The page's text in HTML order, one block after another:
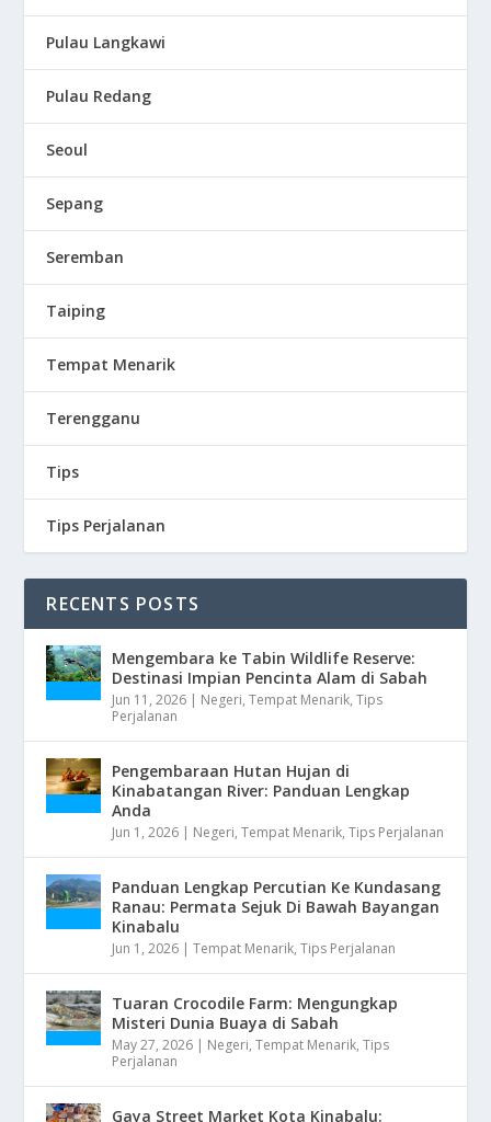
Pulau Langkawi
Pulau Redang
Seoul
Sepang
Seremban
Taiping
Tempat Menarik
Terengganu
Tips
Tips Perjalanan
RECENTS POSTS
Mengembara ke Tabin Wildlife Reserve:
Destinasi Impian Pencinta Alam di Sabah
Jun 11, 2026 | Negeri,Tempat Menarik,Tips
Perjalanan
Pengembaraan Hutan Hujan di
Kinabatangan River: Panduan Lengkap
Anda
Jun 1, 2026 | Negeri,Tempat Menarik,Tips Perjalanan
Panduan Lengkap Percutian Ke Kundasang
Ranau: Permata Sejuk Di Bawah Bayangan
Kinabalu
Jun 1, 2026 |Tempat Menarik,Tips Perjalanan
Tuaran Crocodile Farm: Mengungkap
Misteri Dunia Buaya di Sabah
May 27, 2026 | Negeri,Tempat Menarik,Tips
Perjalanan
Gaya Street Market Kota Kinabalu: